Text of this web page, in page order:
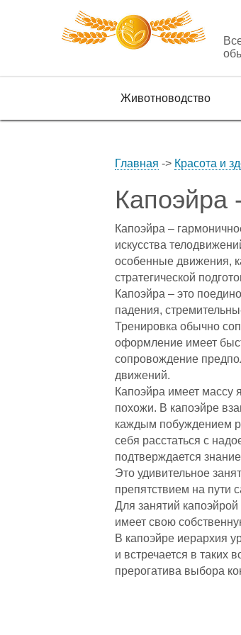
Животноводство
Главная -> Красота и
Капоэйра
Капоэйра –
искусства
особенные движения,
стратегической
Капоэйра – это
падения,
Тренировка обычно
оформление имеет
сопровождение
движений.
Капоэйра имеет массу
похожи. В капоэйре
каждым побуждением
себя расстаться с
подтверждается
Это удивительное
препятствием на пути
Для занятий
имеет свою
В капоэйре иерархия
и встречается в таких
прерогатива выбора